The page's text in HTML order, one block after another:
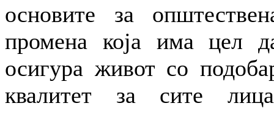
основите за
промена која има цел
осигура живот со
квалитет за сите